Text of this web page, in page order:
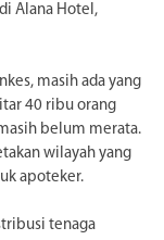
Alana Hotel,
masih ada yang
40 ribu orang
belum merata.
wilayah yang
apoteker.
tenaga